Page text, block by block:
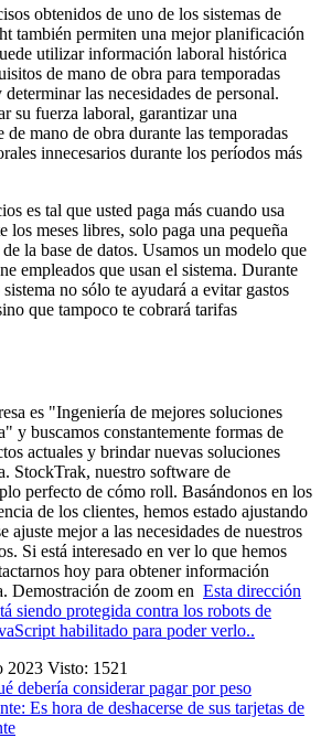
obtenidos de uno de los sistemas de
también permiten una mejor planificación
utilizar información laboral histórica
de mano de obra para temporadas
las necesidades de personal.
su fuerza laboral, garantizar una
mano de obra durante las temporadas
innecesarios durante los períodos más
es tal que usted paga más cuando usa
los meses libres, solo paga una pequeña
la base de datos. Usamos un modelo que
empleados que usan el sistema. Durante
no sólo te ayudará a evitar gastos
que tampoco te cobrará tarifas
es "Ingeniería de mejores soluciones
y buscamos constantemente formas de
actuales y brindar nuevas soluciones
StockTrak, nuestro software de
perfecto de cómo roll. Basándonos en los
de los clientes, hemos estado ajustando
ajuste mejor a las necesidades de nuestros
Si está interesado en ver lo que hemos
hoy para obtener información
Demostración de zoom en Esta dirección
siendo protegida contra los robots de
habilitado para poder verlo..
2023 Visto: 1521
debería considerar pagar por peso
Es hora de deshacerse de sus tarjetas de